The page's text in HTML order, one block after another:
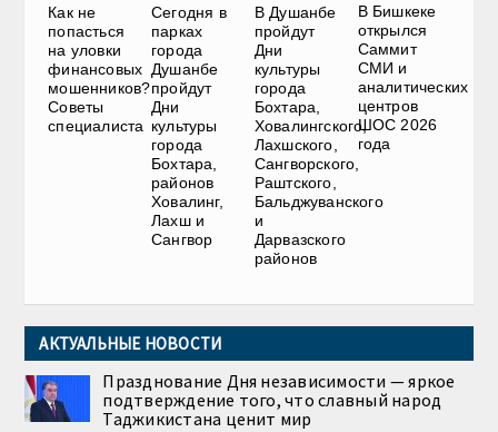
Как не
попасться
на уловки
финансовых
мошенников?
Советы
специалиста
Сегодня в
парках
города
Душанбе
пройдут
Дни
культуры
города
Бохтара,
районов
Ховалинг,
Лахш и
Сангвор
В Душанбе
пройдут
Дни
культуры
города
Бохтара,
Ховалингского,
Лахшского,
Сангворского,
Раштского,
Бальджуванского
и
Дарвазского
районов
В Бишкеке
открылся
Саммит
СМИ и
аналитических
центров
ШОС 2026
года
АКТУАЛЬНЫЕ НОВОСТИ
Празднование Дня независимости — яркое
подтверждение того, что славный народ
Таджикистана ценит мир